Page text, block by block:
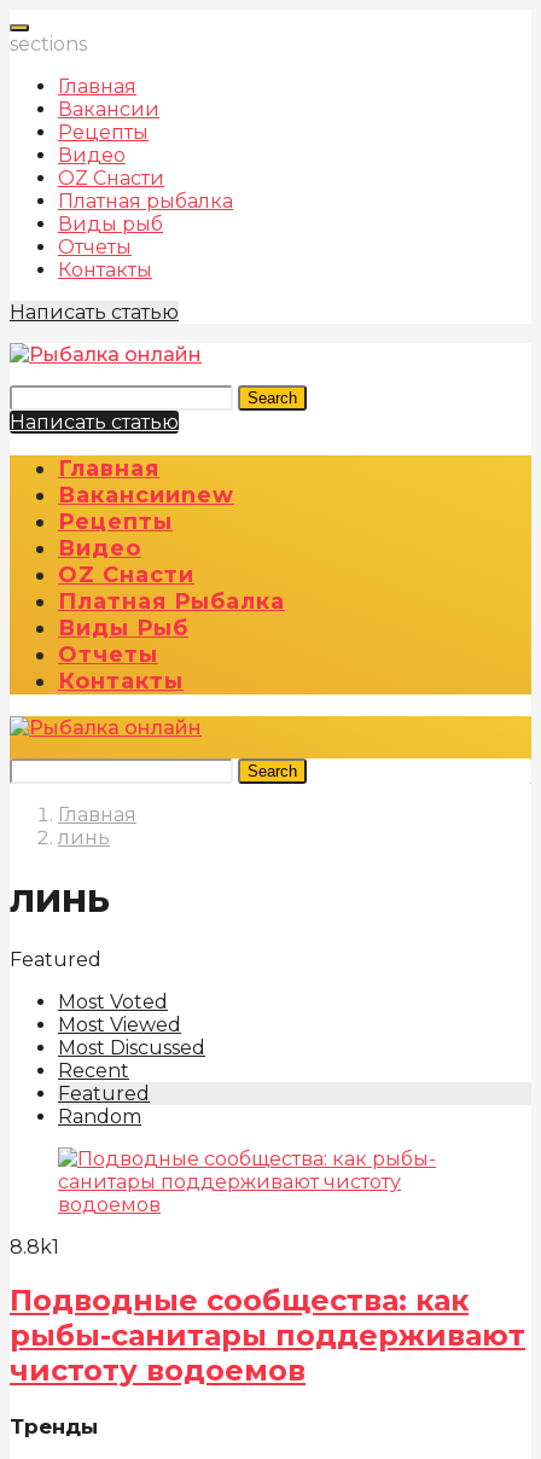
sections
Главная
Вакансии
Рецепты
Видео
OZ Снасти
Платная рыбалка
Виды рыб
Отчеты
Контакты
Написать статью
Search
Написать статью
Главная
ВакансииNew
Рецепты
Видео
OZ Снасти
Платная Рыбалка
Виды Рыб
Отчеты
Контакты
Search
Главная
линь
линь
Featured
Most Voted
Most Viewed
Most Discussed
Recent
Featured
Random
8.8k1
Подводные сообщества: как
рыбы-санитары поддерживают
чистоту водоемов
Тренды